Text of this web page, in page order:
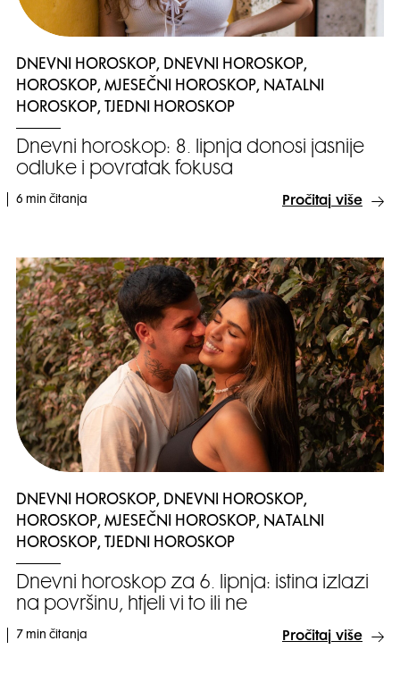
DNEVNI HOROSKOP, DNEVNI HOROSKOP,
HOROSKOP, MJESEČNI HOROSKOP, NATALNI
HOROSKOP, TJEDNI HOROSKOP
Dnevni horoskop: 8. lipnja donosi jasnije
odluke i povratak fokusa
6 min čitanja Pročitaj više
DNEVNI HOROSKOP, DNEVNI HOROSKOP,
HOROSKOP, MJESEČNI HOROSKOP, NATALNI
HOROSKOP, TJEDNI HOROSKOP
Dnevni horoskop za 6. lipnja: istina izlazi
na površinu, htjeli vi to ili ne
7 min čitanja Pročitaj više